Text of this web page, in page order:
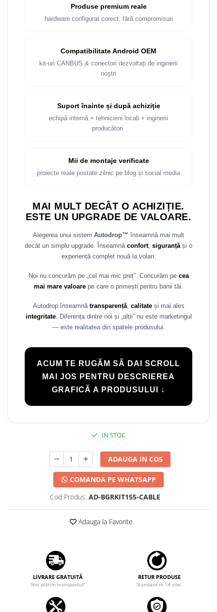
Produse premium reale
hardware configurat corect, fără compromisuri
Compatibilitate Android OEM
kit-uri CANBUS & conectori dezvoltați de inginerii
noștri
Suport înainte și după achiziție
echipă internă + tehnicieni locali + inginerii
producători
Mii de montaje verificate
proiecte reale postate zilnic pe blog și social media
MAI MULT DECÂT O ACHIZIȚIE.
ESTE UN UPGRADE DE VALOARE.
Alegerea unui sistem Autodrop™ înseamnă mai mult
decât un simplu upgrade. Înseamnă confort, siguranțăși o
experiență complet nouă la volan.
Noi nu concurăm pe „cel mai mic preț”. Concurăm pe cea
mai mare valoare pe care o primești pentru banii tăi.
Autodrop înseamnă transparență, calitateși mai ales
integritate. Diferența dintre noi și „alții” nu este marketingul
— este realitatea din spatele produsului.
ACUM TE RUGĂM SĂ DAI SCROLL
MAI JOS PENTRU DESCRIEREA
GRAFICĂ A PRODUSULUI ↓
IN STOC
ADAUGA IN COS
COMANDA PE WHATSAPP
Cod Produs: AD-BGRKIT155-CABLE
Adauga la Favorite
LIVRARE GRATUITĂ
Noi plătim transportul!
RETUR PRODUSE
Standard in 14 zile!